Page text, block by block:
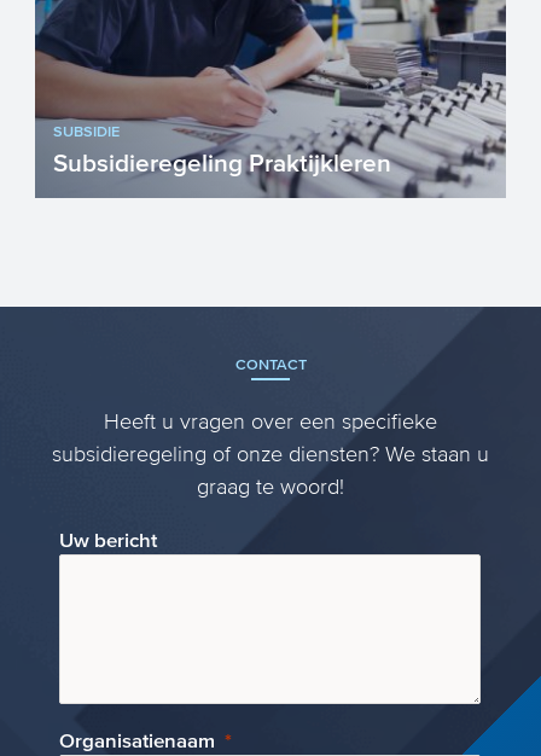
SUBSIDIE
Subsidieregeling Praktijkleren
vanuit de overheid een financiële t...
CONTACT
Heeft u vragen over een specifieke
subsidieregeling of onze diensten? We staan u
graag te woord!
Uw bericht
Organisatienaam